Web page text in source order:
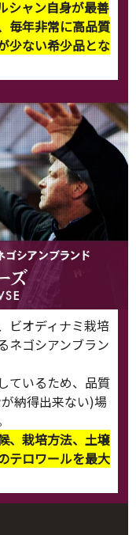
シャン自身が最善
毎年非常に高品質
少ない希少品とな
ビオディナミ栽培
ネゴシアンブラン
ているため、品質
納得出来ない)場
、栽培方法、土壌
テロワールを最大